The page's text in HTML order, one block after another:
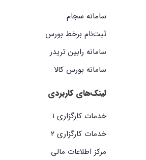
سامانه سجام
ثبت‌نام برخط بورس
سامانه رابین تریدر
سامانه بورس کالا
لینک‌های کاربردی
خدمات کارگزاری ۱
خدمات کارگزاری ۲
مرکز اطلاعات مالی